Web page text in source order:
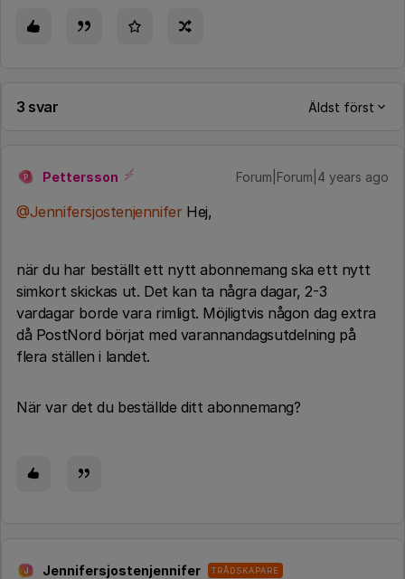
3 svar Äldst först
P Pettersson Forum|Forum|4 years ago
@Jennifersjostenjennifer Hej,
när du har beställt ett nytt abonnemang ska ett nytt
simkort skickas ut. Det kan ta några dagar, 2-3
vardagar borde vara rimligt. Möjligtvis någon dag extra
då PostNord börjat med varannandagsutdelning på
flera ställen i landet.
När var det du beställde ditt abonnemang?
J Jennifersjostenjennifer TRÅDSKAPARE